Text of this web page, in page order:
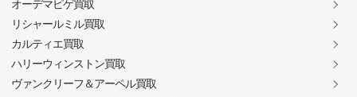
オーデマピゲ買取
リシャールミル買取
カルティエ買取
ハリーウィンストン買取
ヴァンクリーフ＆アーペル買取